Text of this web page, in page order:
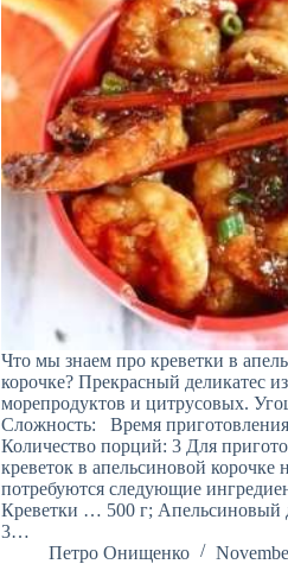
Что мы знаем про креветки в
корочке? Прекрасный деликатес из
морепродуктов и цитрусовых.
Сложность: Время
Количество порций: 3 Для
креветок в апельсиновой корочке
потребуются следующие
Креветки … 500 г;
3…
Петро Онищенко